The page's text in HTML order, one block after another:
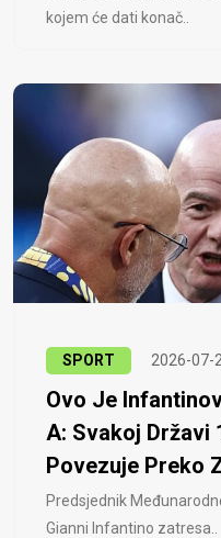
kojem će dati konač..
SPORT 2026-07-
Ovo Je
A: Svakoj Državi
Povezuje Preko
Predsjednik
Gianni Infantino zatresa..